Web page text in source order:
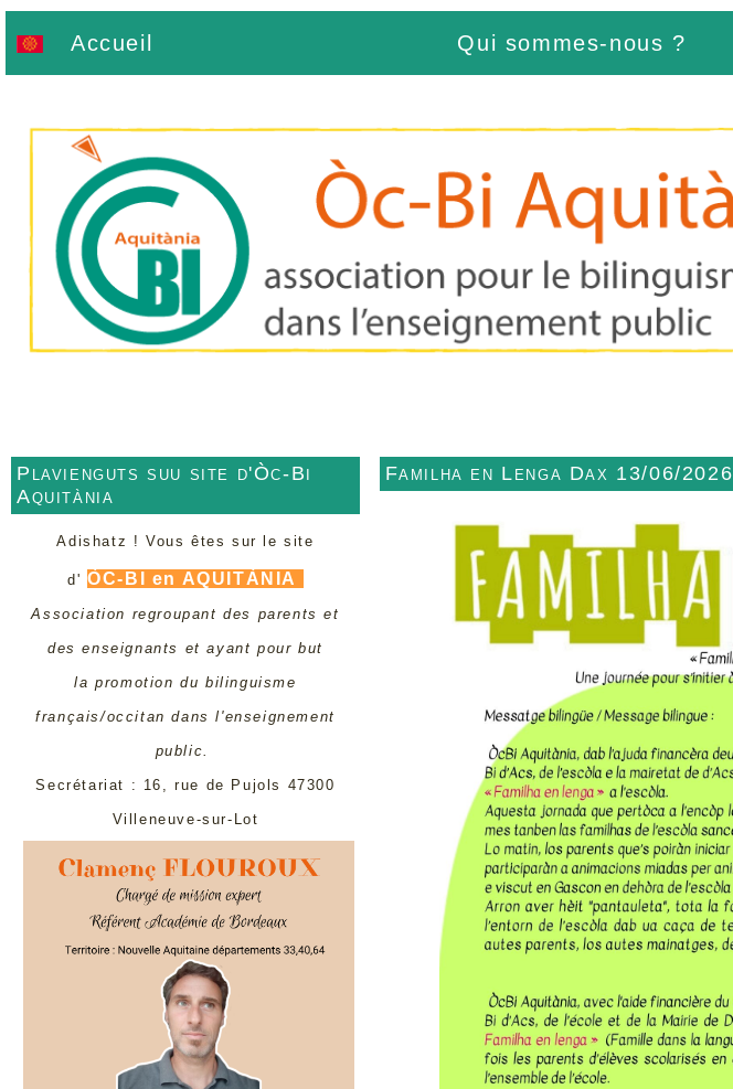
Accueil Qui sommes-nous ?
Plavienguts suu site d'Òc-Bi
Aquitània
Adishatz ! Vous êtes sur le site
d' ÒC-BI en AQUITÀNIA
Association regroupant des parents et
des enseignants et ayant pour but
la promotion du bilinguisme
français/occitan dans l'enseignement
public.
Secrétariat : 16, rue de Pujols 47300
Villeneuve-sur-Lot
Familha en Lenga Dax 13/06/2026